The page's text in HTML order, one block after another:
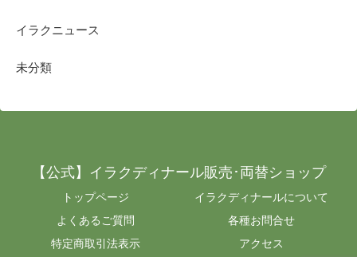
イラクニュース
未分類
【公式】イラクディナール販売･両替ショップ
トップページ
イラクディナールについて
よくあるご質問
各種お問合せ
特定商取引法表示
アクセス